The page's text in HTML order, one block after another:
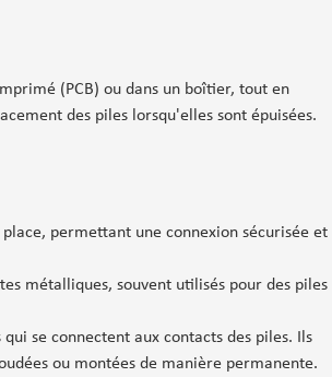
(PCB) ou dans un boîtier, tout en
des piles lorsqu'elles sont épuisées.
permettant une connexion sécurisée et
métalliques, souvent utilisés pour des piles
se connectent aux contacts des piles. Ils
ou montées de manière permanente.